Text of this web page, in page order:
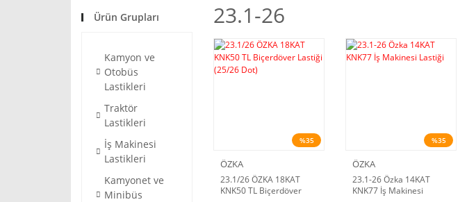
Ürün Grupları
Kamyon ve
Otobüs
Lastikleri
Traktör
Lastikleri
İş Makinesi
Lastikleri
Kamyonet ve
Minibüs
23.1-26
%35
ÖZKA
23.1/26 ÖZKA 18KAT
KNK50 TL Biçerdöver
%35
ÖZKA
23.1-26 Özka 14KAT
KNK77 İş Makinesi